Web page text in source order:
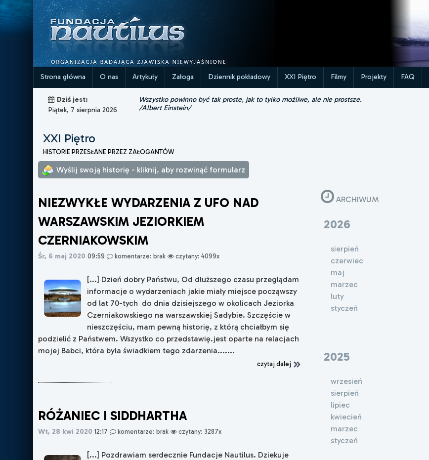
Strona główna O nas Artykuły Załoga Dziennik pokładowy XXI Piętro Filmy Projekty FAQ
Dziś jest:
Piątek, 7 sierpnia 2026
Wszystko powinno być tak proste, jak to tylko możliwe, ale nie prostsze.
/Albert Einstein/
XXI Piętro
HISTORIE PRZESŁANE PRZEZ ZAŁOGANTÓW
Wyślij swoją historię - kliknij, aby rozwinąć formularz
NIEZWYKŁE WYDARZENIA Z UFO NAD
WARSZAWSKIM JEZIORKIEM
CZERNIAKOWSKIM
Śr, 6 maj 2020 09:59 komentarze: brak czytany: 4099x
[...] Dzień dobry Państwu, Od dłuższego czasu przeglądam
informacje o wydarzeniach jakie miały miejsce począwszy
od lat 70-tych do dnia dzisiejszego w okolicach Jeziorka
Czerniakowskiego na warszawskiej Sadybie. Szczęście w
nieszczęściu, mam pewną historię, z którą chciałbym się
podzielić z Państwem. Wszystko co przedstawię.jest oparte na relacjach
mojej Babci, która była świadkiem tego zdarzenia.......
czytaj dalej
RÓŻANIEC I SIDDHARTHA
Wt, 28 kwi 2020 12:17 komentarze: brak czytany: 3287x
[...] Pozdrawiam serdecznie Fundacje Nautilus. Dziekuje
ARCHIWUM
2026
sierpień
czerwiec
maj
marzec
luty
styczeń
2025
wrzesień
sierpień
lipiec
kwiecień
marzec
styczeń